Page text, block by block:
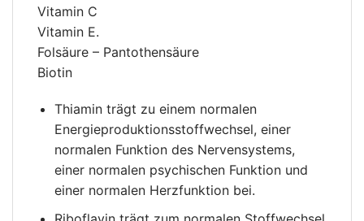
Vitamin C
Vitamin E.
Folsäure – Pantothensäure
Biotin
Thiamin trägt zu einem normalen
Energieproduktionsstoffwechsel, einer
normalen Funktion des Nervensystems,
einer normalen psychischen Funktion und
einer normalen Herzfunktion bei.